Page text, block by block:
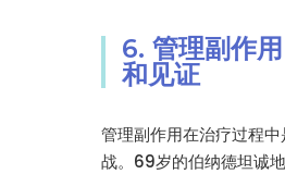
6. 管理副作
和见证
管理副作用在治疗过程
战。69岁的伯纳德坦诚